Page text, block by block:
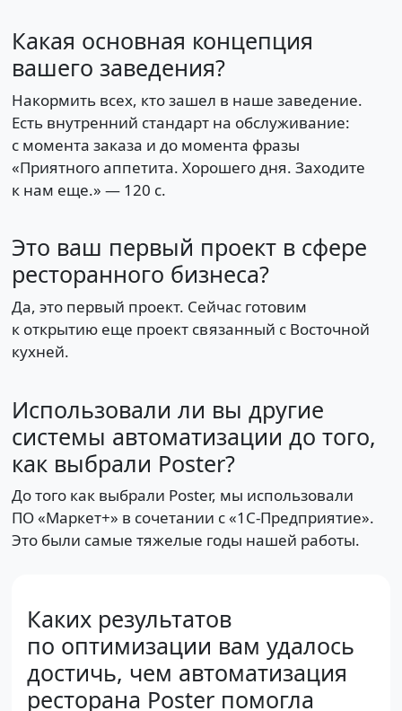
Какая основная концепция
вашего заведения?
Накормить всех, кто зашел в наше заведение.
Есть внутренний стандарт на обслуживание:
с момента заказа и до момента фразы
«Приятного аппетита. Хорошего дня. Заходите
к нам еще.» — 120 с.
Это ваш первый проект в сфере
ресторанного бизнеса?
Да, это первый проект. Сейчас готовим
к открытию еще проект связанный с Восточной
кухней.
Использовали ли вы другие
системы автоматизации до того,
как выбрали Poster?
До того как выбрали Poster, мы использовали
ПО «Маркет+» в сочетании с «1С-Предприятие».
Это были самые тяжелые годы нашей работы.
Каких результатов
по оптимизации вам удалось
достичь, чем автоматизация
ресторана Poster помогла